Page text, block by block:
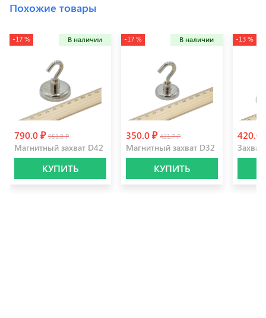
Похожие товары
-17 % В наличии
790.0 ₽ 951.8 ₽
Магнитный захват D42
КУПИТЬ
-17 % В наличии
350.0 ₽ 421.7 ₽
Магнитный захват D32
КУПИТЬ
-13 %
420.0